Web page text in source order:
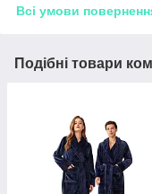
Всі умови
Подібні товари